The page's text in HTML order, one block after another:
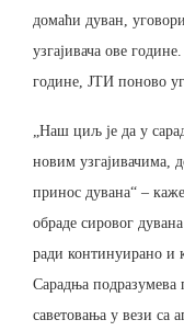
домаћи дуван,
узгајивача ове
године, ЈТИ поново
„Наш циљ је да у
новим узгајивачима,
принос дувана“ –
обраде сировог
ради континуирано и
Сарадња подразумева
саветовања у вези са